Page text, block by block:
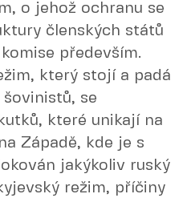
o jehož ochranu se
členských států
především.
který stojí a padá
se
které unikají na
Západě, kde je s
jakýkoliv ruský
režim, příčiny